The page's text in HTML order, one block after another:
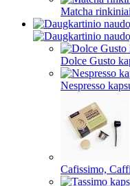
Matcha
Dolce Gusto
Nespresso
Cafissimo,